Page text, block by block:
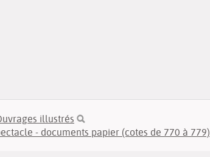
illustrés
- documents papier (cotes de 770 à 779)